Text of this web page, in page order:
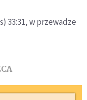
33:31, w przewadze